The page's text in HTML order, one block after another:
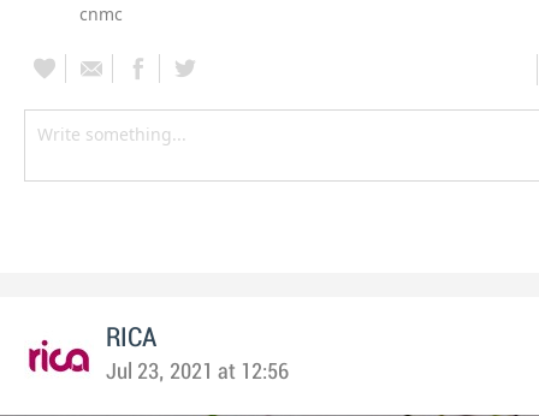
cnmc
RICA
Jul 23, 2021 at 12:56